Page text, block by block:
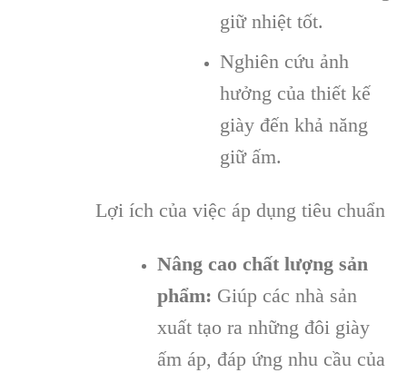
giữ nhiệt tốt.
Nghiên cứu ảnh
hưởng của thiết kế
giày đến khả năng
giữ ấm.
Lợi ích của việc áp dụng tiêu chuẩn
Nâng cao chất lượng sản
phẩm: Giúp các nhà sản
xuất tạo ra những đôi giày
ấm áp, đáp ứng nhu cầu của